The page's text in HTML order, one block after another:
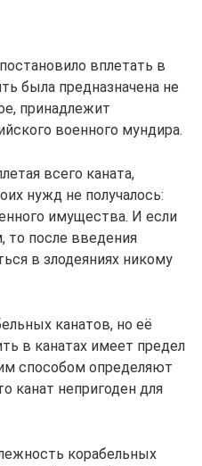
вплетать в
была предназначена не
принадлежит
военного мундира.
всего каната,
нужд не получалось:
имущества. И если
то после введения
в злодеяниях никому
канатов, но её
в канатах имеет предел
способом определяют
канат непригоден для
корабельных